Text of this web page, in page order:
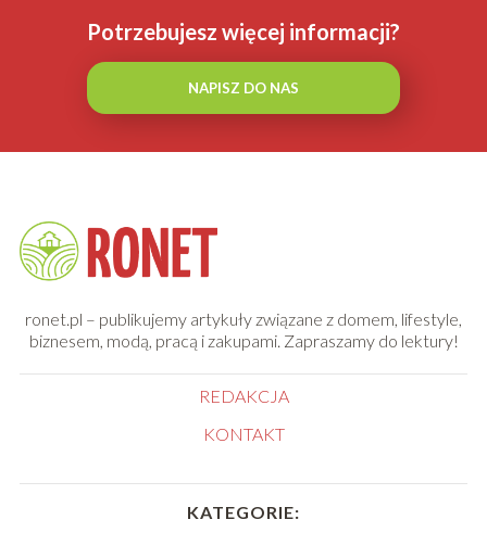
Potrzebujesz więcej informacji?
NAPISZ DO NAS
ronet.pl – publikujemy artykuły związane z domem, lifestyle,
biznesem, modą, pracą i zakupami. Zapraszamy do lektury!
REDAKCJA
KONTAKT
KATEGORIE: